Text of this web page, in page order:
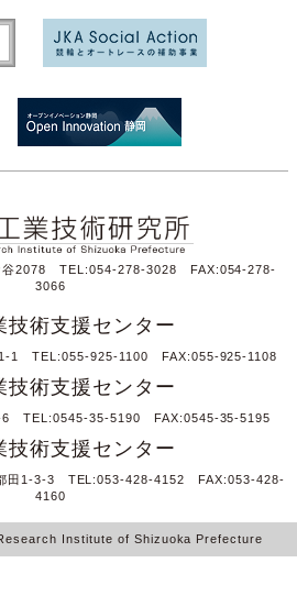
谷2078 TEL:054-278-3028 FAX:054-278-
3066
技術支援センター
1 TEL:055-925-1100 FAX:055-925-1108
技術支援センター
6 TEL:0545-35-5190 FAX:0545-35-5195
技術支援センター
田1-3-3 TEL:053-428-4152 FAX:053-428-
4160
Institute of Shizuoka Prefecture